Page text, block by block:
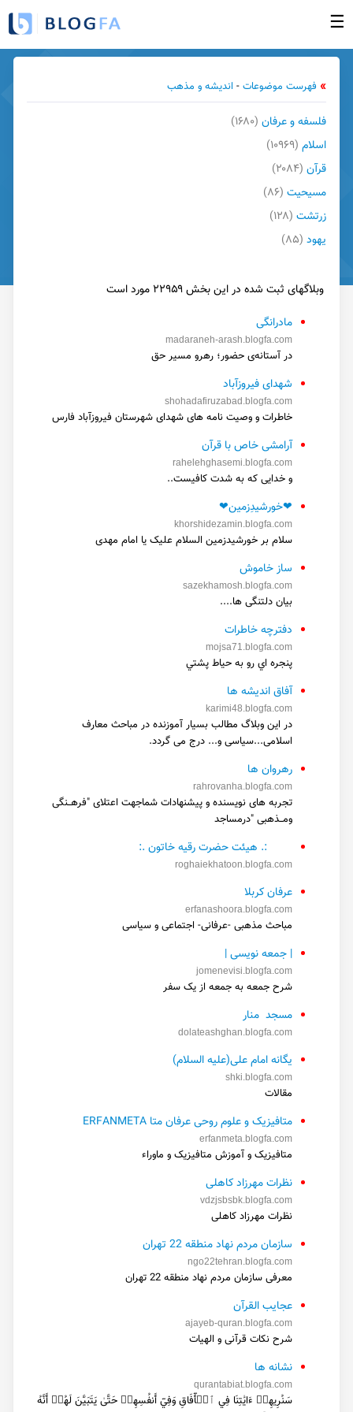
☰
ورود به بخش مدیریت
ساخت وبلاگ جدید
وبلاگهای بروز شده
راهنما
گزارش تخلف
تماس با ما
» فهرست موضوعات - اندیشه و مذهب
فلسفه و عرفان (۱۶۸۰)
اسلام (۱۰۹۶۹)
قرآن (۲۰۸۴)
مسیحیت (۸۶)
زرتشت (۱۲۸)
یهود (۸۵)
وبلاگهای ثبت شده در این بخش ۲۲۹۵۹ مورد است
مادرانگی
madaraneh-arash.blogfa.com
در آستانه‌ی حضور؛ رهرو مسیر حق
شهدای فیروزآباد
shohadafiruzabad.blogfa.com
خاطرات و وصیت نامه های شهدای شهرستان فیروزآباد فارس
آرامشی خاص با قرآن
rahelehghasemi.blogfa.com
و خدایی که به شدت کافیست..
❤خورشیدِزمین❤
khorshidezamin.blogfa.com
سلام بر خورشیدزمین السلام علیک یا امام مهدی
ساز خاموش
sazekhamosh.blogfa.com
بیان دلتنگی ها....
دفترچه خاطرات
mojsa71.blogfa.com
پنجره اي رو به حياط پشتي
آفاق اندیشه ها
karimi48.blogfa.com
در این وبلاگ مطالب بسیار آموزنده در مباحث معارف
اسلامی...سیاسی و... درج می گردد.
رهروان ها
rahrovanha.blogfa.com
تجربه های نویسنده و پیشنهادات شماجهت اعتلای "فرهــنگی
ومــذهبی "درمساجد
:. هیئت حضرت رقیه خاتون .:
roghaiekhatoon.blogfa.com
عرفان کربلا
erfanashoora.blogfa.com
مباحث مذهبی -عرفانی- اجتماعی و سیاسی
| جمعه نویسی |
jomenevisi.blogfa.com
شرح جمعه به جمعه از یک سفر
مسجد منار
dolateashghan.blogfa.com
یگانه امام علی(علیه السلام)
shki.blogfa.com
مقالات
متافیزیک و علوم روحی عرفان متا ERFANMETA
erfanmeta.blogfa.com
متافیزیک و آموزش متافیزیک و ماوراء
نظرات مهرزاد کاهلی
vdzjsbsbk.blogfa.com
نظرات مهرزاد کاهلی
سازمان مردم نهاد منطقه 22 تهران
ngo22tehran.blogfa.com
معرفی سازمان مردم نهاد منطقه 22 تهران
عجایب القرآن
ajayeb-quran.blogfa.com
شرح نکات قرآنی و الهیات
نشانه ها
qurantabiat.blogfa.com
سَنُرِيهِمۡ ءَايَٰتِنَا فِي ٱلۡأٓفَاقِ وَفِيٓ أَنفُسِهِمۡ حَتَّىٰ يَتَبَيَّنَ لَهُمۡ أَنَّهُ